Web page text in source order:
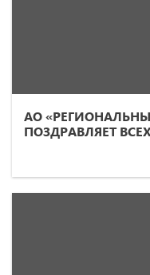
АО
ПОЗДРАВЛЯЕТ